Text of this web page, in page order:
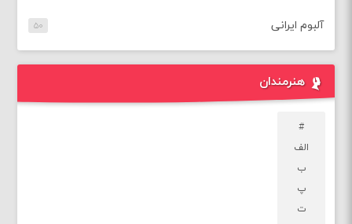
آلبوم ایرانی ۵۰
هنرمندان
#
الف
ب
پ
ت